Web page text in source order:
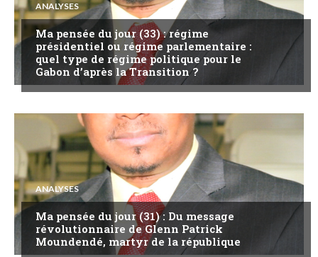
ANALYSES
Ma pensée du jour (33) : régime
présidentiel ou régime parlementaire :
quel type de régime politique pour le
Gabon d’après la Transition ?
ANALYSES
Ma pensée du jour (31) : Du message
révolutionnaire de Glenn Patrick
Moundendé, martyr de la république